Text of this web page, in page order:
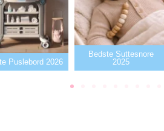
Bedste Suttesnore
2025
Bedste Sutter2026